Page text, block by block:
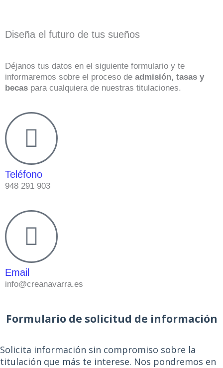
Diseña el futuro de tus sueños
Déjanos tus datos en el siguiente formulario y te
informaremos sobre el proceso de admisión, tasas y
becas para cualquiera de nuestras titulaciones.
Teléfono
948 291 903
Email
info@creanavarra.es